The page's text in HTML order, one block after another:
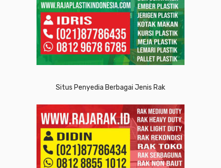
Situs Penyedia Berbagai Jenis Rak